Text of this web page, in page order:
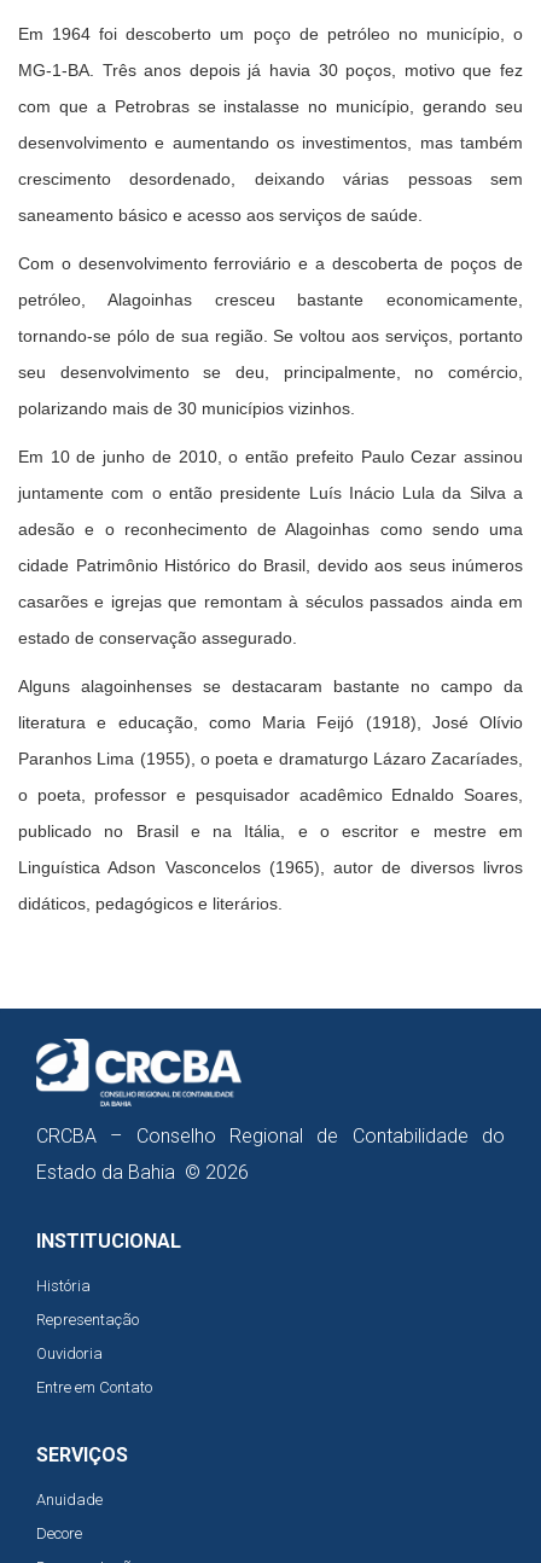
Em 1964 foi descoberto um poço de petróleo no município, o
MG-1-BA. Três anos depois já havia 30 poços, motivo que fez
com que a Petrobras se instalasse no município, gerando seu
desenvolvimento e aumentando os investimentos, mas também
crescimento desordenado, deixando várias pessoas sem
saneamento básico e acesso aos serviços de saúde.
Com o desenvolvimento ferroviário e a descoberta de poços de
petróleo, Alagoinhas cresceu bastante economicamente,
tornando-se pólo de sua região. Se voltou aos serviços, portanto
seu desenvolvimento se deu, principalmente, no comércio,
polarizando mais de 30 municípios vizinhos.
Em 10 de junho de 2010, o então prefeito Paulo Cezar assinou
juntamente com o então presidente Luís Inácio Lula da Silva a
adesão e o reconhecimento de Alagoinhas como sendo uma
cidade Patrimônio Histórico do Brasil, devido aos seus inúmeros
casarões e igrejas que remontam à séculos passados ainda em
estado de conservação assegurado.
Alguns alagoinhenses se destacaram bastante no campo da
literatura e educação, como Maria Feijó (1918), José Olívio
Paranhos Lima (1955), o poeta e dramaturgo Lázaro Zacaríades,
o poeta, professor e pesquisador acadêmico Ednaldo Soares,
publicado no Brasil e na Itália, e o escritor e mestre em
Linguística Adson Vasconcelos (1965), autor de diversos livros
didáticos, pedagógicos e literários.
CRCBA – Conselho Regional de Contabilidade do
Estado da Bahia © 2026
INSTITUCIONAL
História
Representação
Ouvidoria
Entre em Contato
SERVIÇOS
Anuidade
Decore